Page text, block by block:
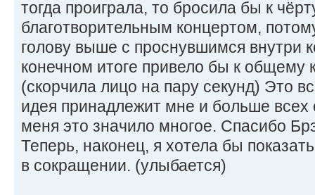
тогда проиграла, то бросила бы к
благотворительным концертом,
голову выше с проснувшимся внутри
конечном итоге привело бы к общему
(скорчила лицо на пару секунд) Это
идея принадлежит мне и больше всех
меня это значило многое. Спасибо
Теперь, наконец, я хотела бы
в сокращении. (улыбается)